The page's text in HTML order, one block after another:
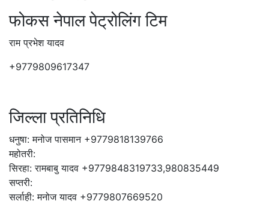
फोकस नेपाल पेट्रोलिंग टिम
राम प्रभेश यादव
+9779809617347
जिल्ला प्रतिनिधि
धनुषा: मनोज पासमान +9779818139766
महोतरी:
सिरहा: रामबाबु यादव +9779848319733,980835449
सप्तरी:
सर्लाही: मनोज यादव +9779807669520